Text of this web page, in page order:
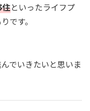
住といったライフプ
です。
でいきたいと思いま